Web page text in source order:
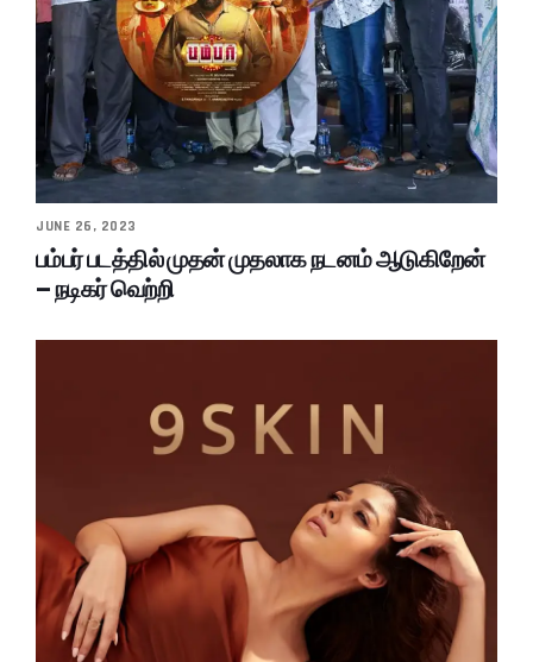
JUNE 26, 2023
பம்பர் படத்தில் முதன் முதலாக நடனம் ஆடுகிறேன்
– நடிகர் வெற்றி